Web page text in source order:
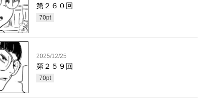
第２６０回
70pt
2025/12/25
第２５９回
70pt